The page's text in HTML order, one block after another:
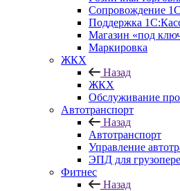
Сопровождение
Поддержка
Магазин «под
Маркировка
ЖКХ
Назад
ЖКХ
Обслуживание
Автотранспорт
Назад
Автотранспорт
Управление
ЭПД для
Фитнес
Назад